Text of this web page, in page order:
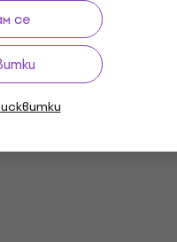
сее с размери 50 x 50